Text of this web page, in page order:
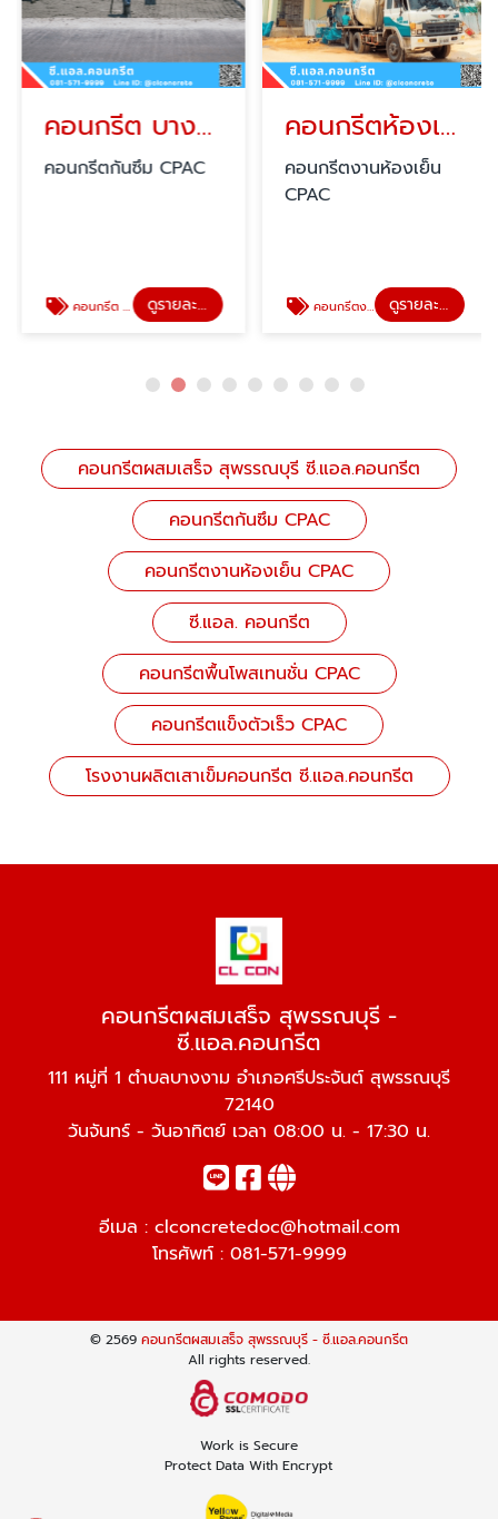
คอนกรีต บางลี่ วัดไผ่โรงวัว ทุ่งคอก
คอนกรีตกันซึม CPAC
คอนกรีต บางลี่ ดูรายละเอียด
คอนกรีตห้องเย็นซีแพค
คอนกรีตงานห้องเย็น
CPAC
คอนกรีตงานห้องเย็นซีแพค ดูรายละเอียด
คอนกรีตผสมเสร็จ สุพรรณบุรี ซี.แอล.คอนกรีต
คอนกรีตกันซึม CPAC
คอนกรีตงานห้องเย็น CPAC
ซี.แอล. คอนกรีต
คอนกรีตพื้นโพสเทนชั่น CPAC
คอนกรีตแข็งตัวเร็ว CPAC
โรงงานผลิตเสาเข็มคอนกรีต ซี.แอล.คอนกรีต
คอนกรีตผสมเสร็จ สุพรรณบุรี -
ซี.แอล.คอนกรีต
111 หมู่ที่ 1 ตำบลบางงาม อำเภอศรีประจันต์ สุพรรณบุรี
72140
วันจันทร์ - วันอาทิตย์ เวลา 08:00 น. - 17:30 น.
อีเมล : clconcretedoc@hotmail.com
โทรศัพท์ : 081-571-9999
© 2569 คอนกรีตผสมเสร็จ สุพรรณบุรี - ซี.แอล.คอนกรีต
All rights reserved.
Work is Secure
Protect Data With Encrypt